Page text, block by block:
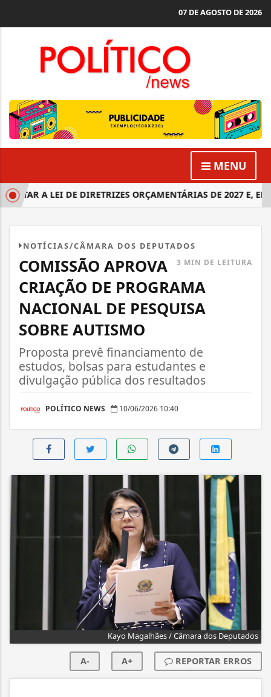
07 DE AGOSTO DE 2026
MENU
A LEI DE DIRETRIZES ORÇAMENTÁRIAS DE 2027 E, EM
NOTÍCIAS/CÂMARA DOS DEPUTADOS
3 MIN DE LEITURA
COMISSÃO APROVA
CRIAÇÃO DE PROGRAMA
NACIONAL DE PESQUISA
SOBRE AUTISMO
Proposta prevê financiamento de
estudos, bolsas para estudantes e
divulgação pública dos resultados
POLÍTICO NEWS 10/06/2026 10:40
Kayo Magalhães / Câmara dos Deputados
A- A+ REPORTAR ERROS